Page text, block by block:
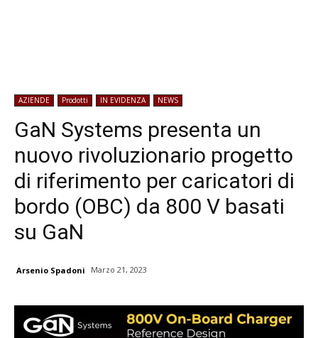
AZIENDE Prodotti IN EVIDENZA NEWS
GaN Systems presenta un
nuovo rivoluzionario progetto
di riferimento per caricatori di
bordo (OBC) da 800 V basati
su GaN
Arsenio Spadoni Marzo 21, 2023